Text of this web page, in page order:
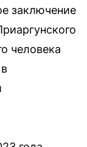
заключение
человека